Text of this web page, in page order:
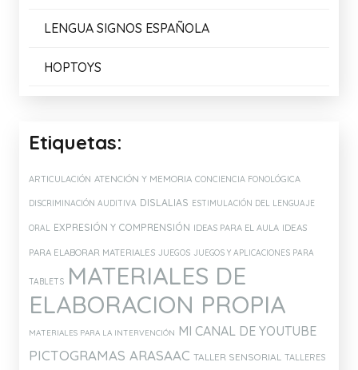
LENGUA SIGNOS ESPAÑOLA
HOPTOYS
Etiquetas:
ARTICULACIÓN ATENCIÓN Y MEMORIA CONCIENCIA FONOLÓGICA
DISCRIMINACIÓN AUDITIVA DISLALIAS ESTIMULACIÓN DEL LENGUAJE
ORAL EXPRESIÓN Y COMPRENSIÓN IDEAS PARA EL AULA IDEAS
PARA ELABORAR MATERIALES JUEGOS JUEGOS Y APLICACIONES PARA
TABLETS MATERIALES DE
ELABORACION PROPIA
MATERIALES PARA LA INTERVENCIÓN MI CANAL DE YOUTUBE
PICTOGRAMAS ARASAAC TALLER SENSORIAL TALLERES